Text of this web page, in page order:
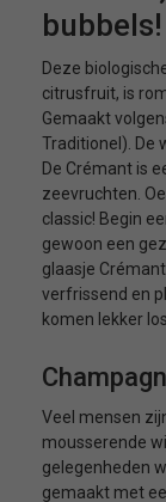
bubbels!
Deze
citrusfruit, is
Gemaakt
Traditionel). De
De Crémant is
zeevruchten.
classic! Begin
gewoon een
glaasje
verfrissend en
komen lekker
Veel mensen
mousserende
gelegenheden
gemaakt met